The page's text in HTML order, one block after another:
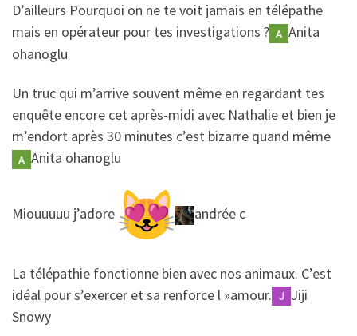
​​D’ailleurs Pourquoi on ne te voit jamais en télépathe
mais en opérateur pour tes investigations ?
Anita
ohanoglu
​​Un truc qui m’arrive souvent même en regardant tes
enquête encore cet après-midi avec Nathalie et bien je
m’endort après 30 minutes c’est bizarre quand même
Anita ohanoglu
​​Miouuuuu j’adore andrée c
​​La télépathie fonctionne bien avec nos animaux. C’est
idéal pour s’exercer et sa renforce l »amour.
Jiji
Snowy